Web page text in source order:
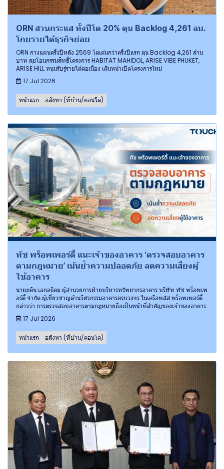
ORN สวนกระแส ทั้งปีโต 20% ตุน Backlog 4,261 ลบ.
โกยรายได้ธุรกิจย่อย
ORN กางแผนครึ่งปีหลัง 2569 โตเด่นกว่าครึ่งปีแรก ตุน Backlog 4,261 ล้าน
บาท ลุยโอนกรรมสิทธิ์โครงการ HABITAT MAHIDOL, ARISE VIBE PHUKET,
ARISE HILL หนุนรับรู้รายได้ต่อเนื่อง เดินหน้าเปิดโครงการใหม่
17 Jul 2026
หน้าแรก อสังหา (ที่บ้าน/คอนโด)
ทัช พร็อพเพอร์ตี้ แนะเจ้าของอาคาร ‘ตรวจสอบอาคาร
ตามกฎหมาย’ เน้นย้ำความปลอดภัย ลดความเสี่ยงผู้
ใช้อาคาร
นายภคิน เอกอธิคม ผู้อำนวยการฝ่ายบริหารทรัพยากรอาคาร บริษัท ทัช พร็อพเพ
อร์ตี้ จำกัด ผู้เชี่ยวชาญด้านวิศวกรรมอาคารครบวงจร ในเครือพลัส พร็อพเพอร์ตี้
กล่าวว่า การตรวจสอบอาคารตามกฎหมายถือเป็นหน้าที่สำคัญของเจ้าของอาคาร
17 Jul 2026
หน้าแรก อสังหา (ที่บ้าน/คอนโด)